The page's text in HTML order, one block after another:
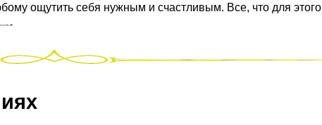
ощутить себя нужным и счастливым. Все, что для этого